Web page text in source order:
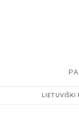
LIETUVIŠKI